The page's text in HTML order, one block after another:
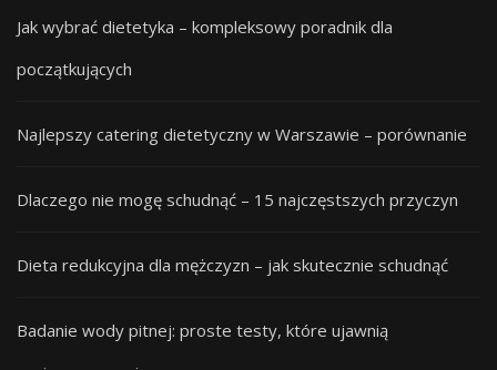
Jak wybrać dietetyka – kompleksowy poradnik dla
początkujących
Najlepszy catering dietetyczny w Warszawie – porównanie
Dlaczego nie mogę schudnąć – 15 najczęstszych przyczyn
Dieta redukcyjna dla mężczyzn – jak skutecznie schudnąć
Badanie wody pitnej: proste testy, które ujawnią